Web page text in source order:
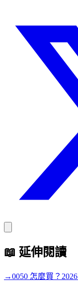
📖 延伸閱讀
→0050 怎麼買？